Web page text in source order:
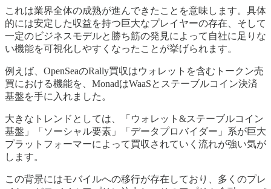
これは業界全体の成熟が進んできたことを意味します。具体
的には安定した収益を持つ巨大なプレイヤーの存在、そして
一定のビジネスモデルと勝ち筋の発見によって自社に足りな
い機能を可視化しやすくなったことが挙げられます。
例えば、OpenSeaのRally買収はウォレットを含むトークン売
買における機能を、MonadはWaaSとステーブルコイン決済
基盤を手に入れました。
大きなトレンドとしては、「ウォレット&ステーブルコイン
基盤」「ソーシャル要素」「データプロバイダー」系が巨大
プラットフォーマーによって買収されていく流れが強い気が
します。
この背景にはモバイルへの移行が存在しており、多くのプレ